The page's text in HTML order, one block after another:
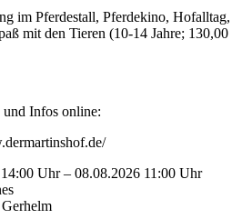
im Pferdestall, Pferdekino, Hofalltag,
mit den Tieren (10-14 Jahre; 130,00
Infos online:
Uhr– 08.08.2026 11:00 Uhr